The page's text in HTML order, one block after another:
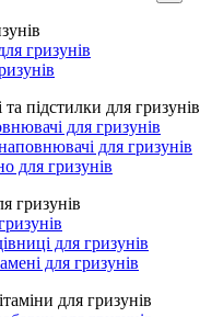
гризунів
підстилки для гризунів
для гризунів
для гризунів
для гризунів
гризунів
для гризунів
для гризунів
для гризунів